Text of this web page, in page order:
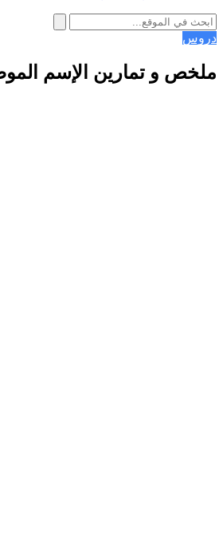
دروس
ملخص و تمارين الإسم